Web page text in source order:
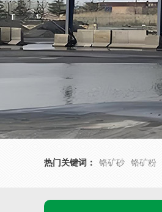
热门关键词： 铬矿砂 铬矿粉